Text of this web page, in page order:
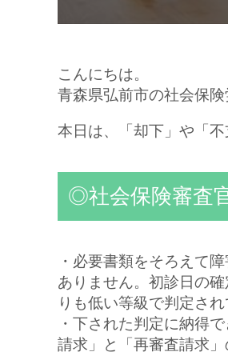
こんにちは。
青森県弘前市の社会保険
本日は、「却下」や「
◎社会保険審査
・必要書類をそろえて
ありません。初診日の
りも低い等級で判定さ
・下された判定に納得
請求」と「再審査請求